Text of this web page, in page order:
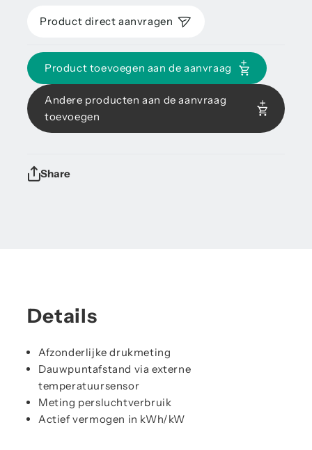
Product direct aanvragen
Product toevoegen aan de aanvraag
Andere producten aan de aanvraag
toevoegen
Share
Details
Afzonderlijke drukmeting
Dauwpuntafstand via externe
temperatuursensor
Meting persluchtverbruik
Actief vermogen in kWh/kW